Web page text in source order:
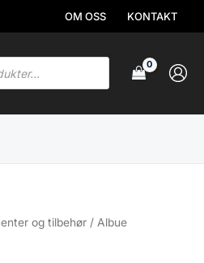
OM OSS KONTAKT
og tilbehør / Albue